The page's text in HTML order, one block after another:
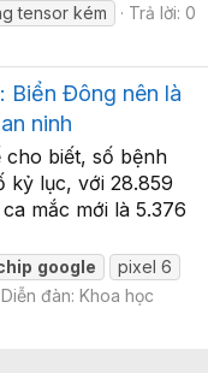
tensor kém
Trả lời: 0
Biển Đông nên là
ninh
cho biết, số bệnh
kỷ lục, với 28.859
mắc mới là 5.376
google
pixel 6
Diễn đàn: Khoa học